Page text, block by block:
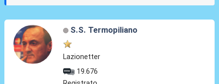
S.S. Termopiliano
Lazionetter
19.676